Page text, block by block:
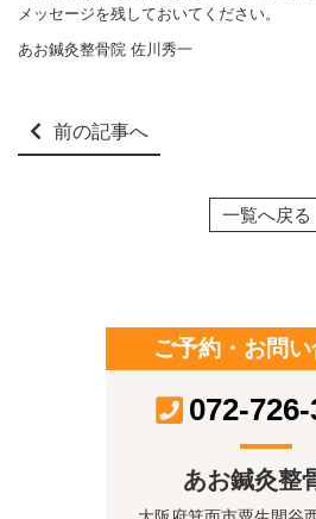
メッセージを残しておいてください。
あお鍼灸整骨院 佐川秀一
前の記事へ
一覧へ戻る
ご予約・お問
072-
あお鍼灸整